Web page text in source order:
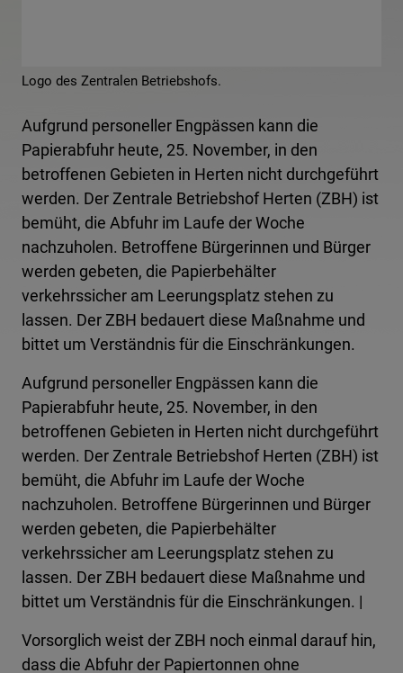
Logo des Zentralen Betriebshofs.
Aufgrund personeller Engpässen kann die
Papierabfuhr heute, 25. November, in den
betroffenen Gebieten in Herten nicht durchgeführt
werden. Der Zentrale Betriebshof Herten (ZBH) ist
bemüht, die Abfuhr im Laufe der Woche
nachzuholen. Betroffene Bürgerinnen und Bürger
werden gebeten, die Papierbehälter
verkehrssicher am Leerungsplatz stehen zu
lassen. Der ZBH bedauert diese Maßnahme und
bittet um Verständnis für die Einschränkungen.
Aufgrund personeller Engpässen kann die
Papierabfuhr heute, 25. November, in den
betroffenen Gebieten in Herten nicht durchgeführt
werden. Der Zentrale Betriebshof Herten (ZBH) ist
bemüht, die Abfuhr im Laufe der Woche
nachzuholen. Betroffene Bürgerinnen und Bürger
werden gebeten, die Papierbehälter
verkehrssicher am Leerungsplatz stehen zu
lassen. Der ZBH bedauert diese Maßnahme und
bittet um Verständnis für die Einschränkungen. |
Vorsorglich weist der ZBH noch einmal darauf hin,
dass die Abfuhr der Papiertonnen ohne